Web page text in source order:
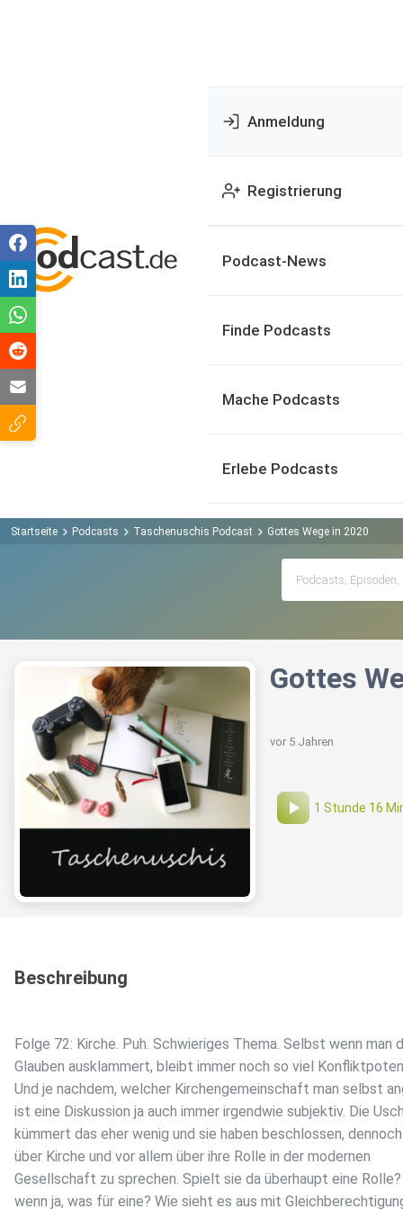
Anmeldung
Registrierung
Podcast-News
Finde Podcasts
Mache Podcasts
Erlebe Podcasts
Startseite Podcasts Taschenuschis Podcast Gottes Wege in 2020
Gottes
vor 5 Jahren
1 Stunde 16
Beschreibung
Folge 72: Kirche. Puh. Schwieriges Thema. Selbst wenn man
Glauben ausklammert, bleibt immer noch so viel
Und je nachdem, welcher Kirchengemeinschaft man selbst
ist eine Diskussion ja auch immer irgendwie subjektiv. Die
kümmert das eher wenig und sie haben beschlossen, dennoch
über Kirche und vor allem über ihre Rolle in der modernen
Gesellschaft zu sprechen. Spielt sie da überhaupt eine Rolle?
wenn ja, was für eine? Wie sieht es aus mit